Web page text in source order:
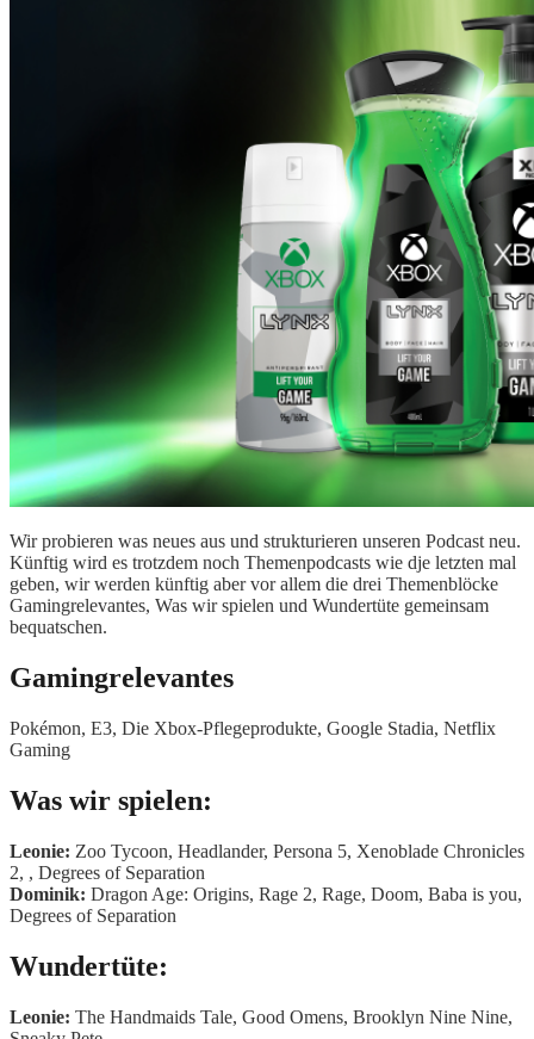
Wir probieren was neues aus und strukturieren unseren Podcast neu.
Künftig wird es trotzdem noch Themenpodcasts wie dje letzten mal
geben, wir werden künftig aber vor allem die drei Themenblöcke
Gamingrelevantes, Was wir spielen und Wundertüte gemeinsam
bequatschen.
Gamingrelevantes
Pokémon, E3, Die Xbox-Pflegeprodukte, Google Stadia, Netflix
Gaming
Was wir spielen:
Leonie: Zoo Tycoon, Headlander, Persona 5, Xenoblade Chronicles
2, , Degrees of Separation
Dominik: Dragon Age: Origins, Rage 2, Rage, Doom, Baba is you,
Degrees of Separation
Wundertüte:
Leonie: The Handmaids Tale, Good Omens, Brooklyn Nine Nine,